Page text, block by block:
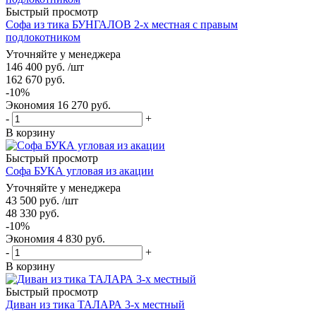
Быстрый просмотр
Софа из тика БУНГАЛОВ 2-х местная с правым
подлокотником
Уточняйте у менеджера
146 400 руб. /шт
162 670 руб.
-10%
Экономия 16 270 руб.
-
+
В корзину
Быстрый просмотр
Софа БУКА угловая из акации
Уточняйте у менеджера
43 500 руб. /шт
48 330 руб.
-10%
Экономия 4 830 руб.
-
+
В корзину
Быстрый просмотр
Диван из тика ТАЛАРА 3-х местный